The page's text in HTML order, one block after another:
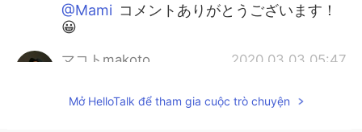
@Mami コメントありがとうございます！
😀
マコトmakoto 2020.03.03 05:47
女のコの行事ですか? 日本は、そうなんで
Mở HelloTalk để tham gia cuộc trò chuyện